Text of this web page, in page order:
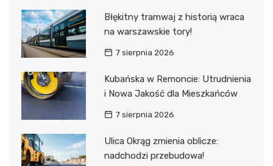
Błękitny tramwaj z historią wraca
na warszawskie tory!
7 sierpnia 2026
Kubańska w Remoncie: Utrudnienia
i Nowa Jakość dla Mieszkańców
7 sierpnia 2026
Ulica Okrąg zmienia oblicze:
nadchodzi przebudowa!